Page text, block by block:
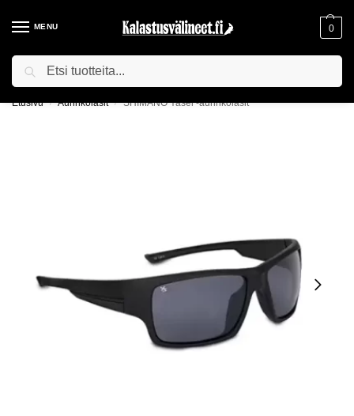
MENU 0
ILMAINEN TOIMITUS YLI 75€ TILAUKSILLE!
Etusivu / Aurinkolasit / SHIMANO Yasei -aurinkolasit